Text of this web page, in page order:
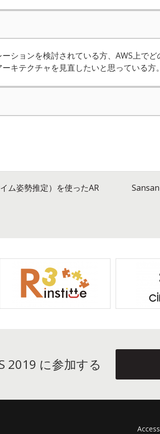
ションを検討されている方、AWS上で
キテクチャを見直したいと思っている方
ム姿勢推定）を使ったAR
2019 に参加する
Access